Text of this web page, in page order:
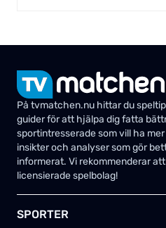
På tvmatchen.nu hittar du
guider för att hjälpa dig fatta
sportintresserade som vill ha
insikter och analyser som gör
informerat. Vi rekommenderar
licensierade spelbolag!
SPORTER